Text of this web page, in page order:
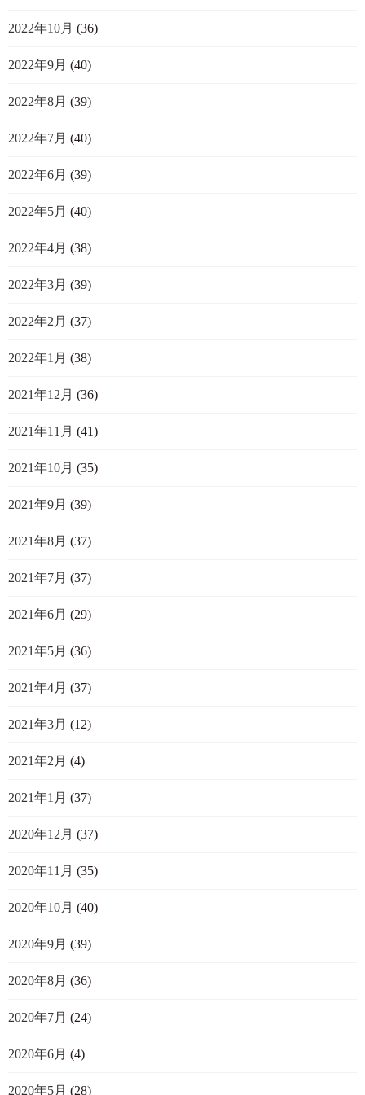
2022年10月 (36)
2022年9月 (40)
2022年8月 (39)
2022年7月 (40)
2022年6月 (39)
2022年5月 (40)
2022年4月 (38)
2022年3月 (39)
2022年2月 (37)
2022年1月 (38)
2021年12月 (36)
2021年11月 (41)
2021年10月 (35)
2021年9月 (39)
2021年8月 (37)
2021年7月 (37)
2021年6月 (29)
2021年5月 (36)
2021年4月 (37)
2021年3月 (12)
2021年2月 (4)
2021年1月 (37)
2020年12月 (37)
2020年11月 (35)
2020年10月 (40)
2020年9月 (39)
2020年8月 (36)
2020年7月 (24)
2020年6月 (4)
2020年5月 (28)